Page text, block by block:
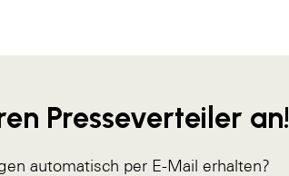
Presseverteiler an!
automatisch per E-Mail erhalten?